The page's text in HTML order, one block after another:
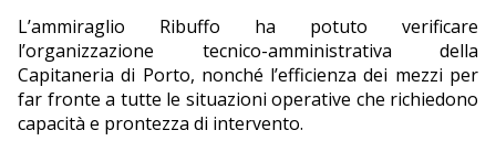
L’ammiraglio Ribuffo ha potuto verificare
l’organizzazione tecnico-amministrativa della
Capitaneria di Porto, nonché l’efficienza dei mezzi per
far fronte a tutte le situazioni operative che richiedono
capacità e prontezza di intervento.